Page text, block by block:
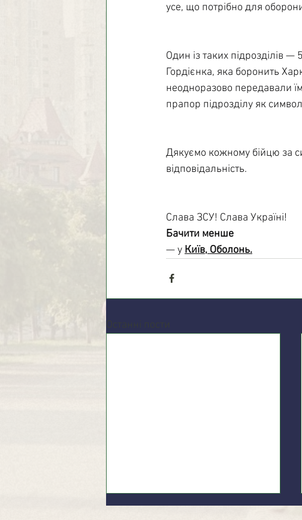
усе, що потрібно для
Один із таких підрозділів
Гордієнка, яка боронить
неодноразово передавали
прапор підрозділу як
Дякуємо кожному бійцю за
відповідальність.
Слава ЗСУ! Слава Україні!
Бачити менше
— у Київ, Оболонь.
Останні пости